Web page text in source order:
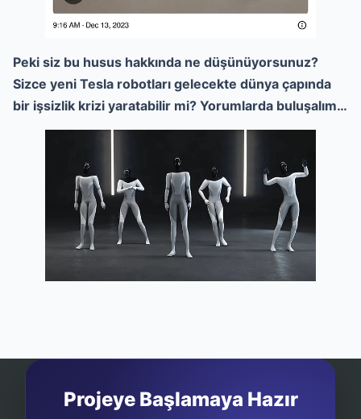
Peki siz bu husus hakkında ne düşünüyorsunuz?
Sizce yeni Tesla robotları gelecekte dünya çapında
bir işsizlik krizi yaratabilir mi? Yorumlarda buluşalım…
Projeye Başlamaya Hazır